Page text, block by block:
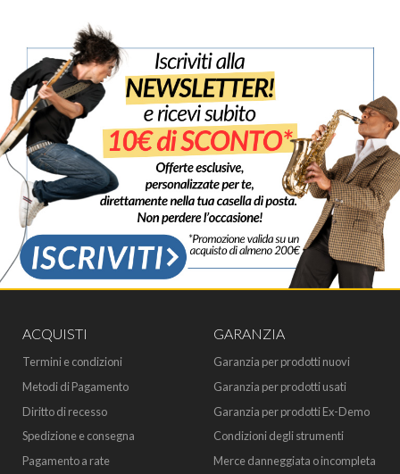
ACQUISTI
Termini e condizioni
Metodi di Pagamento
Diritto di recesso
Spedizione e consegna
Pagamento a rate
GARANZIA
Garanzia per prodotti nuovi
Garanzia per prodotti usati
Garanzia per prodotti Ex-Demo
Condizioni degli strumenti
Merce danneggiata o incompleta